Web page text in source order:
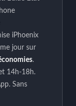
iPhoenix
jour sur
.
14h-18h.
Sans